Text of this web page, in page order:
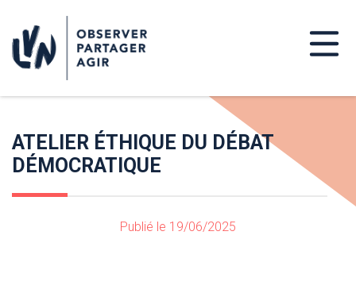
ATELIER ÉTHIQUE DU DÉBAT
DÉMOCRATIQUE
Publié le 19/06/2025